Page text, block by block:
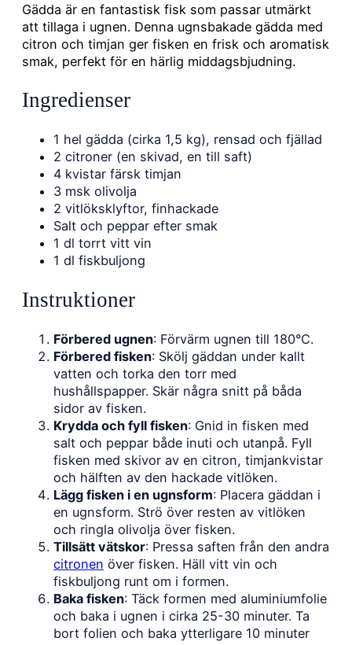
Gädda är en fantastisk fisk som passar utmärkt
att tillaga i ugnen. Denna ugnsbakade gädda med
citron och timjan ger fisken en frisk och aromatisk
smak, perfekt för en härlig middagsbjudning.
Ingredienser
1 hel gädda (cirka 1,5 kg), rensad och fjällad
2 citroner (en skivad, en till saft)
4 kvistar färsk timjan
3 msk olivolja
2 vitlöksklyftor, finhackade
Salt och peppar efter smak
1 dl torrt vitt vin
1 dl fiskbuljong
Instruktioner
Förbered ugnen: Förvärm ugnen till 180°C.
Förbered fisken: Skölj gäddan under kallt
vatten och torka den torr med
hushållspapper. Skär några snitt på båda
sidor av fisken.
Krydda och fyll fisken: Gnid in fisken med
salt och peppar både inuti och utanpå. Fyll
fisken med skivor av en citron, timjankvistar
och hälften av den hackade vitlöken.
Lägg fisken i en ugnsform: Placera gäddan i
en ugnsform. Strö över resten av vitlöken
och ringla olivolja över fisken.
Tillsätt vätskor: Pressa saften från den andra
citronen över fisken. Häll vitt vin och
fiskbuljong runt om i formen.
Baka fisken: Täck formen med aluminiumfolie
och baka i ugnen i cirka 25-30 minuter. Ta
bort folien och baka ytterligare 10 minuter